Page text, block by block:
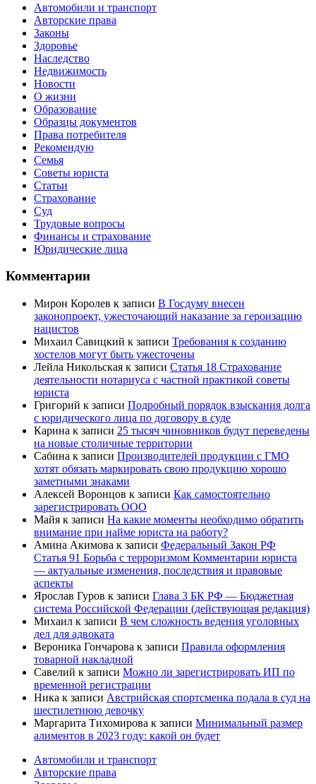
Автомобили и транспорт
Авторские права
Законы
Здоровье
Наследство
Недвижимость
Новости
О жизни
Образование
Образцы документов
Права потребителя
Рекомендую
Семья
Советы юриста
Статьи
Страхование
Суд
Трудовые вопросы
Финансы и страхование
Юридические лица
Комментарии
Мирон Королев к записи В Госдуму внесен
законопроект, ужесточающий наказание за героизацию
нацистов
Михаил Савицкий к записи Требования к созданию
хостелов могут быть ужесточены
Лейла Никольская к записи Статья 18 Страхование
деятельности нотариуса с частной практикой советы
юриста
Григорий к записи Подробный порядок взыскания долга
с юридического лица по договору в суде
Карина к записи 25 тысяч чиновников будут переведены
на новые столичные территории
Сабина к записи Производителей продукции с ГМО
хотят обязать маркировать свою продукцию хорошо
заметными знаками
Алексей Воронцов к записи Как самостоятельно
зарегистрировать ООО
Майя к записи На какие моменты необходимо обратить
внимание при найме юриста на работу?
Амина Акимова к записи Федеральный Закон РФ
Статья 91 Борьба с терроризмом Комментарии юриста
— актуальные изменения, последствия и правовые
аспекты
Ярослав Гуров к записи Глава 3 БК РФ — Бюджетная
система Российской Федерации (действующая редакция)
Михаил к записи В чем сложность ведения уголовных
дел для адвоката
Вероника Гончарова к записи Правила оформления
товарной накладной
Савелий к записи Можно ли зарегистрировать ИП по
временной регистрации
Ника к записи Австрийская спортсменка подала в суд на
шестилетнюю девочку
Маргарита Тихомирова к записи Минимальный размер
алиментов в 2023 году: какой он будет
Автомобили и транспорт
Авторские права